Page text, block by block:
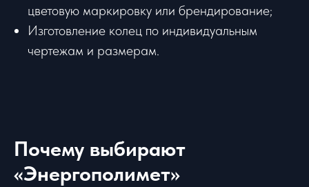
цветовую маркировку или брендирование;
Изготовление колец по индивидуальным
чертежам и размерам.
Почему выбирают
«Энергополимет»